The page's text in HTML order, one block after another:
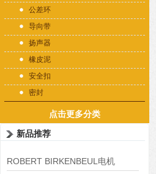
公差环
导向带
扬声器
橡皮泥
安全扣
密封
点击更多分类
新品推荐
ROBERT BIRKENBEUL电机